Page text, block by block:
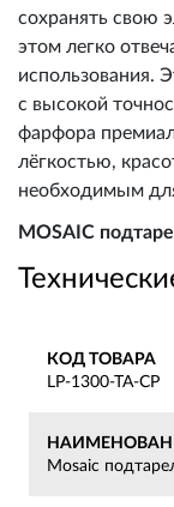
сохранять свою
этом легко
использования.
с высокой
фарфора
лёгкостью,
необходимым
MOSAIC
КОД ТОВАРА
LP-1300-TA-CP
Mosaic